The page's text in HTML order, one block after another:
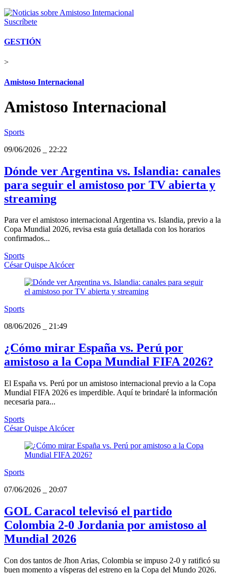
Suscríbete
GESTIÓN
>
Amistoso Internacional
Amistoso Internacional
Sports
09/06/2026
22:22
Dónde ver Argentina vs. Islandia: canales
para seguir el amistoso por TV abierta y
streaming
Para ver el amistoso internacional Argentina vs. Islandia, previo a la
Copa Mundial 2026, revisa esta guía detallada con los horarios
confirmados...
Sports
César Quispe Alcócer
Sports
08/06/2026
21:49
¿Cómo mirar España vs. Perú por
amistoso a la Copa Mundial FIFA 2026?
El España vs. Perú por un amistoso internacional previo a la Copa
Mundial FIFA 2026 es imperdible. Aquí te brindaré la información
necesaria para...
Sports
César Quispe Alcócer
Sports
07/06/2026
20:07
GOL Caracol televisó el partido
Colombia 2-0 Jordania por amistoso al
Mundial 2026
Con dos tantos de Jhon Arias, Colombia se impuso 2-0 y ratificó su
buen momento a vísperas del estreno en la Copa del Mundo 2026.